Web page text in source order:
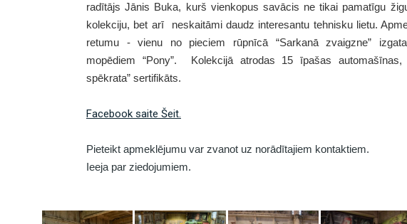
radītājs Jānis Buka, kurš vienkopus savācis ne tikai pamatīgu
kolekciju, bet arī neskaitāmi daudz interesantu tehnisku lietu.
retumu - vienu no pieciem rūpnīcā “Sarkanā zvaigzne”
mopēdiem “Pony”. Kolekcijā atrodas 15 īpašas
spēkrata” sertifikāts.
Facebook saite Šeit.
Pieteikt apmeklējumu var zvanot uz norādītajiem kontaktiem.
Ieeja par ziedojumiem.